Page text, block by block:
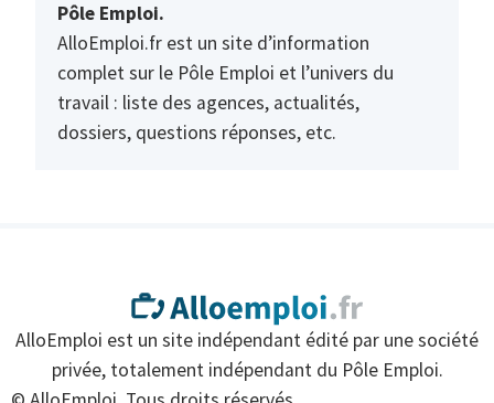
Pôle Emploi.
AlloEmploi.fr est un site d’information
complet sur le Pôle Emploi et l’univers du
travail : liste des agences, actualités,
dossiers, questions réponses, etc.
AlloEmploi est un site indépendant édité par une société
privée, totalement indépendant du Pôle Emploi.